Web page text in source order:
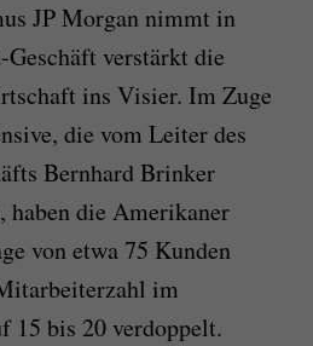
JP Morgan nimmt in
verstärkt die
ins Visier. Im Zuge
die vom Leiter des
Bernhard Brinker
haben die Amerikaner
von etwa 75 Kunden
im
15 bis 20 verdoppelt.